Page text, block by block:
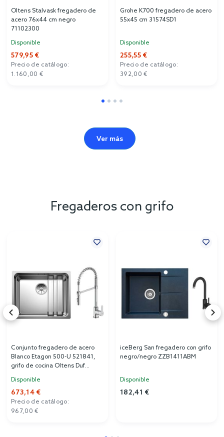
Oltens Stalvask fregadero de
acero 76x44 cm negro
71102300
Disponible
579,95 €
Precio de catálogo:
1.160,00 €
Grohe K700 fregadero de acero
55x45 cm 31574SD1
Disponible
255,55 €
Precio de catálogo:
392,00 €
Ver más
Fregaderos con grifo
Conjunto fregadero de acero
Blanco Etagon 500-U 521841,
grifo de cocina Oltens Duf
Disponible
673,14 €
Precio de catálogo:
967,00 €
iceBerg San fregadero con grifo
negro/negro ZZB1411ABM
Disponible
182,41 €